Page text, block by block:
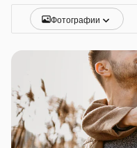
Фотографии